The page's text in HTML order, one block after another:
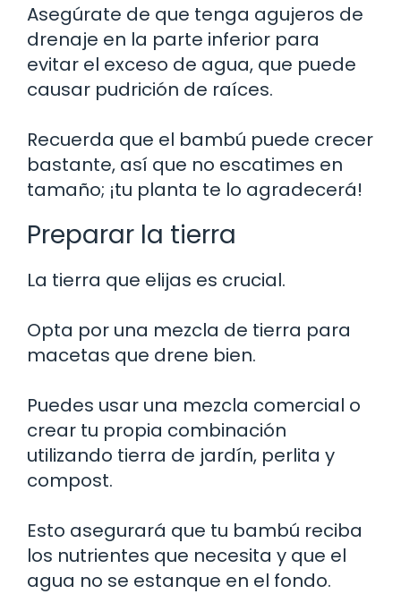
Asegúrate de que tenga agujeros de
drenaje en la parte inferior para
evitar el exceso de agua, que puede
causar pudrición de raíces.
Recuerda que el bambú puede crecer
bastante, así que no escatimes en
tamaño; ¡tu planta te lo agradecerá!
Preparar la tierra
La tierra que elijas es crucial.
Opta por una mezcla de tierra para
macetas que drene bien.
Puedes usar una mezcla comercial o
crear tu propia combinación
utilizando tierra de jardín, perlita y
compost.
Esto asegurará que tu bambú reciba
los nutrientes que necesita y que el
agua no se estanque en el fondo.